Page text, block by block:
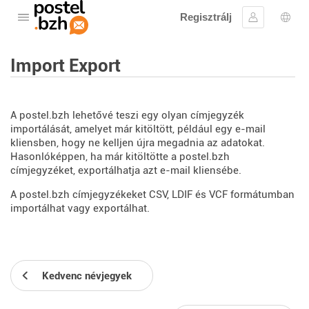
Nyissa meg a menüt
Regisztrálj
Import Export
A postel.bzh lehetővé teszi egy olyan címjegyzék
importálását, amelyet már kitöltött, például egy e-mail
kliensben, hogy ne kelljen újra megadnia az adatokat.
Hasonlóképpen, ha már kitöltötte a postel.bzh
címjegyzéket, exportálhatja azt e-mail kliensébe.
A postel.bzh címjegyzékeket CSV, LDIF és VCF formátumban
importálhat vagy exportálhat.
Kedvenc névjegyek